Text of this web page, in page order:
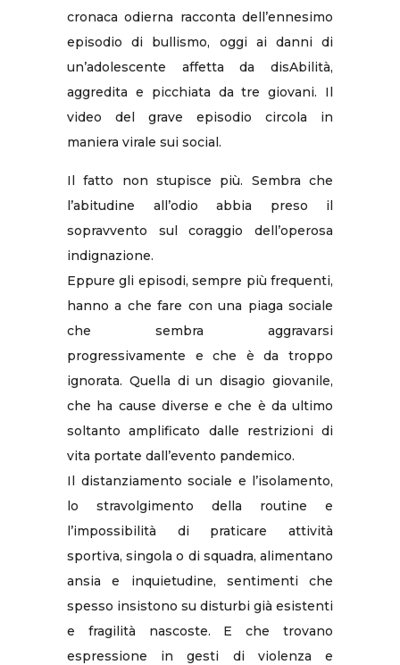
cronaca odierna racconta dell’ennesimo
episodio di bullismo, oggi ai danni di
un’adolescente affetta da disAbilità,
aggredita e picchiata da tre giovani. Il
video del grave episodio circola in
maniera virale sui social.
Il fatto non stupisce più. Sembra che
l’abitudine all’odio abbia preso il
sopravvento sul coraggio dell’operosa
indignazione.
Eppure gli episodi, sempre più frequenti,
hanno a che fare con una piaga sociale
che sembra aggravarsi
progressivamente e che è da troppo
ignorata. Quella di un disagio giovanile,
che ha cause diverse e che è da ultimo
soltanto amplificato dalle restrizioni di
vita portate dall’evento pandemico.
Il distanziamento sociale e l’isolamento,
lo stravolgimento della routine e
l’impossibilità di praticare attività
sportiva, singola o di squadra, alimentano
ansia e inquietudine, sentimenti che
spesso insistono su disturbi già esistenti
e fragilità nascoste. E che trovano
espressione in gesti di violenza e